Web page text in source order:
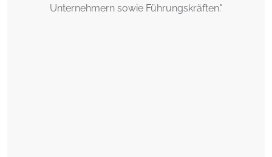
Unternehmern sowie Führungskräften."